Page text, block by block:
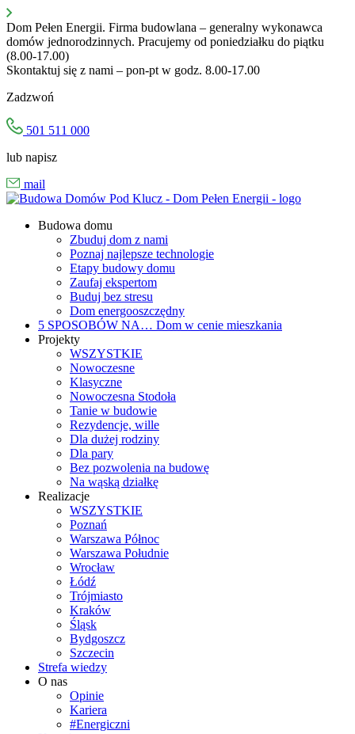
Przejdź
do
treści
Dom Pełen Energii. Firma budowlana – generalny wykonawca
domów jednorodzinnych. Pracujemy od poniedziałku do piątku
(8.00-17.00)
Skontaktuj się z nami – pon-pt w godz. 8.00-17.00
Zadzwoń
501 511 000
lub napisz
mail
Budowa domu
Zbuduj dom z nami
Poznaj najlepsze technologie
Etapy budowy domu
Zaufaj ekspertom
Buduj bez stresu
Dom energooszczędny
5 SPOSOBÓW NA… Dom w cenie mieszkania
Projekty
WSZYSTKIE
Nowoczesne
Klasyczne
Nowoczesna Stodoła
Tanie w budowie
Rezydencje, wille
Dla dużej rodziny
Dla pary
Bez pozwolenia na budowę
Na wąską działkę
Realizacje
WSZYSTKIE
Poznań
Warszawa Północ
Warszawa Południe
Wrocław
Łódź
Trójmiasto
Kraków
Śląsk
Bydgoszcz
Szczecin
Strefa wiedzy
O nas
Opinie
Kariera
#Energiczni